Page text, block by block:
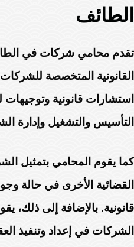
الطائف
تقدم محامي شركات في
القانونية المتخصصة
استشارات قانونية
التأسيس والتشغيل وإدارة
كما يقوم المحامي بتمثيل
القضائية الأخرى في حالة
قانونية. بالإضافة إلى ذلك،
الشركات في إعداد وتنفيذ